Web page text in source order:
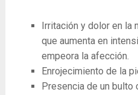
Irritación y dolor en la
que aumenta en
empeora la afección.
Enrojecimiento de la
Presencia de un bulto